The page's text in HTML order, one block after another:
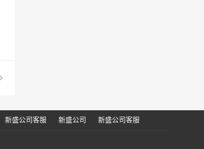
新盛公司客服 新盛公司 新盛公司客服